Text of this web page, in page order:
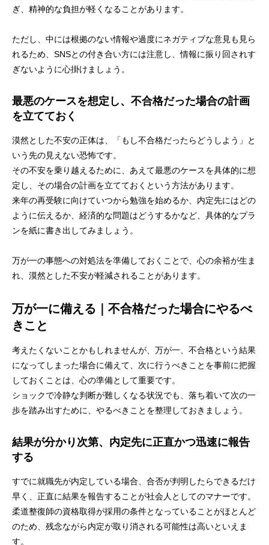
ぎ、精神的な負担が軽くなることがあります。
ただし、中には根拠のない情報や過度にネガティブな意見も見ら
れるため、SNSとの付き合い方には注意し、情報に振り回されす
ぎないように心掛けましょう。
最悪のケースを想定し、不合格だった場合の計画
を立てておく
漠然とした不安の正体は、「もし不合格だったらどうしよう」と
いう先の見えない恐怖です。
その不安を乗り越えるために、あえて最悪のケースを具体的に想
定し、その場合の計画を立てておくという方法があります。
来年の再受験に向けていつから勉強を始めるか、内定先にはどの
ように伝えるか、経済的な問題はどうするかなど、具体的なプラ
ンを紙に書き出してみましょう。
万が一の事態への対処法を準備しておくことで、心の余裕が生ま
れ、漠然とした不安が軽減されることがあります。
万が一に備える｜不合格だった場合にやるべ
きこと
考えたくないことかもしれませんが、万が一、不合格という結果
になってしまった場合に備えて、次に行うべきことを事前に把握
しておくことは、心の準備として重要です。
ショックで冷静な判断が難しくなる状況でも、落ち着いて次の一
歩を踏み出すために、やるべきことを整理しておきましょう。
結果が分かり次第、内定先に正直かつ迅速に報告
する
すでに就職先が内定している場合、合否が判明したらできるだけ
早く、正直に結果を報告することが社会人としてのマナーです。
柔道整復師の資格取得が採用の条件となっていることがほとんど
のため、残念ながら内定が取り消される可能性は高いといえま
す。